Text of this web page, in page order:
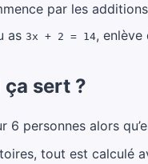
par les
as 3x + 2 = 14, enlève
ça sert ?
6 personnes alors
tout est calculé